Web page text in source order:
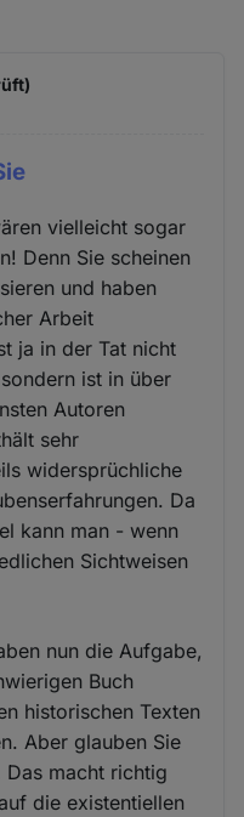
vielleicht sogar
Denn Sie scheinen
und haben
Arbeit
ja in der Tat nicht
ist in über
Autoren
sehr
widersprüchliche
Da
kann man - wenn
Sichtweisen
nun die Aufgabe,
Buch
historischen Texten
Aber glauben Sie
macht richtig
die existentiellen